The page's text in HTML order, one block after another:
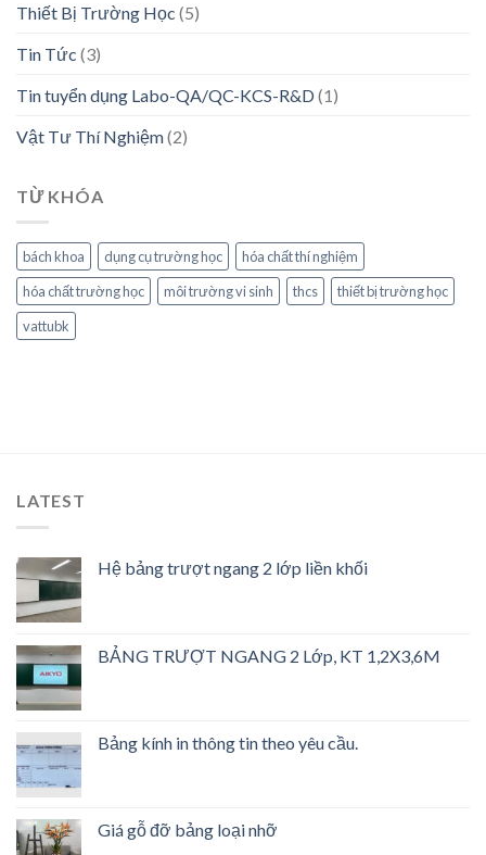
Thiết Bị Trường Học (5)
Tin Tức (3)
Tin tuyển dụng Labo-QA/QC-KCS-R&D(1)
Vật Tư Thí Nghiệm(2)
TỪ KHÓA
bách khoa dụng cụ trường học
hóa chất thí nghiệm
hóa chất trường học
môi trường vi sinh thcs
thiết bị trường học
vattubk
LATEST
Hệ bảng trượt ngang 2 lớp liền khối
BẢNG TRƯỢT NGANG 2 Lớp, KT 1,2X3,6M
Bảng kính in thông tin theo yêu cầu.
Giá gỗ đỡ bảng loại nhỡ